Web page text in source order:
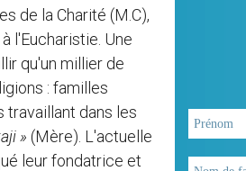
de la Charité (M.C),
l'Eucharistie. Une
qu'un millier de
: familles
travaillant dans les
» (Mère). L'actuelle
leur fondatrice et